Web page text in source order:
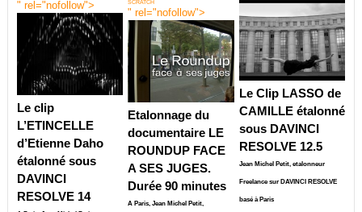
" rel="nofollow">
Le clip
L’ETINCELLE
d’Etienne Daho
étalonné sous
DAVINCI
RESOLVE 14
SCRATCH
" rel="nofollow">
Etalonnage du
documentaire LE
ROUNDUP FACE
A SES JUGES.
Durée 90 minutes
A Paris, Jean Michel Petit,
Le Clip LASSO de
CAMILLE étalonné
sous DAVINCI
RESOLVE 12.5
Jean Michel Petit, etalonneur
Freelance sur DAVINCI RESOLVE
basé à Paris